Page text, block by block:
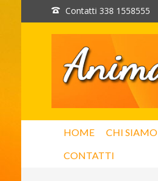
Contatti 338 1558555
HOME CHI SIAMO
CONTATTI